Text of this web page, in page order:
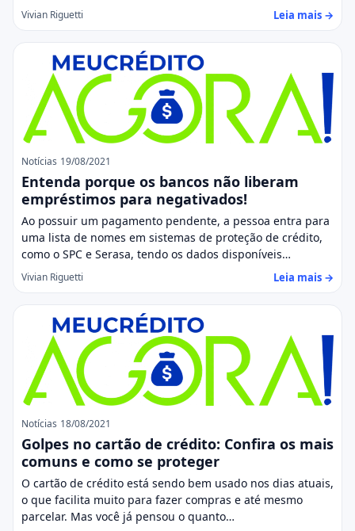
Vivian Riguetti Leia mais →
Notícias 19/08/2021
Entenda porque os bancos não liberam
empréstimos para negativados!
Ao possuir um pagamento pendente, a pessoa entra para
uma lista de nomes em sistemas de proteção de crédito,
como o SPC e Serasa, tendo os dados disponíveis…
Vivian Riguetti Leia mais →
Notícias 18/08/2021
Golpes no cartão de crédito: Confira os mais
comuns e como se proteger
O cartão de crédito está sendo bem usado nos dias atuais,
o que facilita muito para fazer compras e até mesmo
parcelar. Mas você já pensou o quanto…